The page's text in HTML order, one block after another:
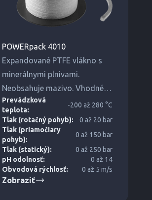
POWERpack 4010
Expandované PTFE vlákno s
minerálnymi plnivami.
Neobsahuje mazivo. Vhodné
pre potravinársky a
farmaceutický priemysel.
Prevádzková
teplota:
-200 až 280 °C
Tlak (rotačný pohyb):
0 až 20 bar
Tlak (priamočiary
pohyb):
0 až 150 bar
Tlak (statický):
0 až 250 bar
pH odolnosť:
0 až 14
Obvodová rýchlosť:
0 až 5 m/s
Zobraziť